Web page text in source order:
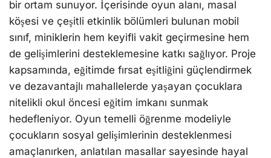
bir ortam sunuyor. İçerisinde oyun alanı, masal
köşesi ve çeşitli etkinlik bölümleri bulunan mobil
sınıf, miniklerin hem keyifli vakit geçirmesine hem
de gelişimlerini desteklemesine katkı sağlıyor. Proje
kapsamında, eğitimde fırsat eşitliğini güçlendirmek
ve dezavantajlı mahallelerde yaşayan çocuklara
nitelikli okul öncesi eğitim imkanı sunmak
hedefleniyor. Oyun temelli öğrenme modeliyle
çocukların sosyal gelişimlerinin desteklenmesi
amaçlanırken, anlatılan masallar sayesinde hayal